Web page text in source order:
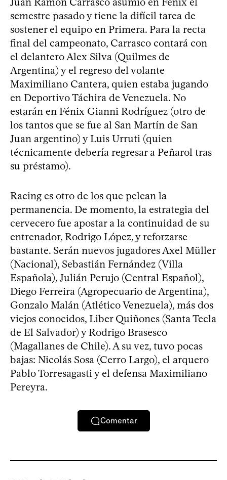
semestre pasado y tiene la difícil tarea de
sostener el equipo en Primera. Para la recta
final del campeonato, Carrasco contará con
el delantero Alex Silva (Quilmes de
Argentina) y el regreso del volante
Maximiliano Cantera, quien estaba jugando
en Deportivo Táchira de Venezuela. No
estarán en Fénix Gianni Rodríguez (otro de
los tantos que se fue al San Martín de San
Juan argentino) y Luis Urruti (quien
técnicamente debería regresar a Peñarol tras
su préstamo).
Racing es otro de los que pelean la
permanencia. De momento, la estrategia del
cervecero fue apostar a la continuidad de su
entrenador, Rodrigo López, y reforzarse
bastante. Serán nuevos jugadores Axel Müller
(Nacional), Sebastián Fernández (Villa
Española), Julián Perujo (Central Español),
Diego Ferreira (Agropecuario de Argentina),
Gonzalo Malán (Atlético Venezuela), más dos
viejos conocidos, Liber Quiñones (Santa Tecla
de El Salvador) y Rodrigo Brasesco
(Magallanes de Chile). A su vez, tuvo pocas
bajas: Nicolás Sosa (Cerro Largo), el arquero
Pablo Torresagasti y el defensa Maximiliano
Pereyra.
Comentar